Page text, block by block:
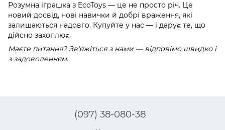
Розумна іграшка з EcoToys — це не просто річ. Це
новий досвід, нові навички й добрі враження, які
залишаються надовго. Купуйте у нас — і дарує те, що
дійсно захоплює.
Маєте питання? Зв'яжіться з нами — відповімо швидко і
з задоволенням.
(097) 38-080-38